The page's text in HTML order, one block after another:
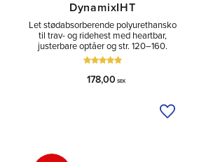
DynamixIHT
Let stødabsorberende polyurethansko
til trav- og ridehest med heartbar,
justerbare optåer og str. 120–160.
178,00 SEK
Tilføj